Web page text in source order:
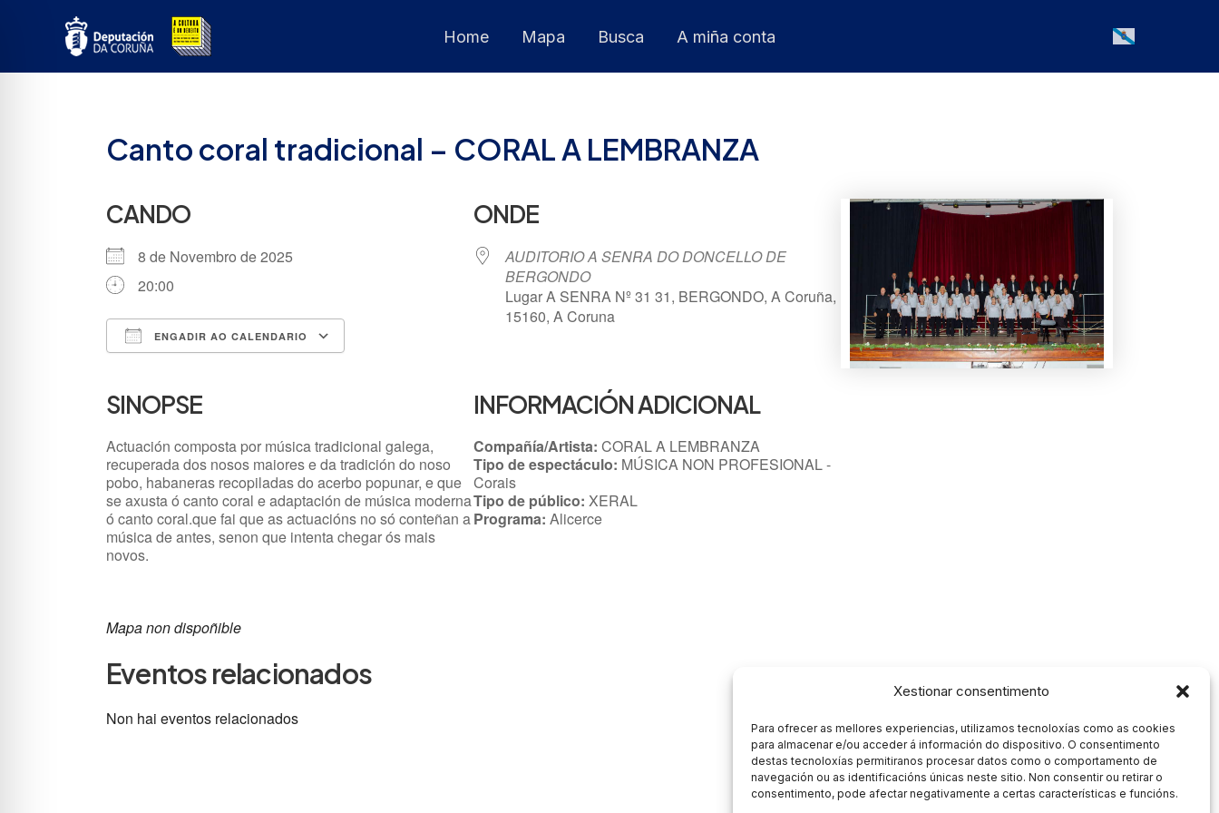
Xestionar consentimento
Para ofrecer as mellores experiencias, utilizamos tecnoloxías como as cookies
para almacenar e/ou acceder á información do dispositivo. O consentimento
destas tecnoloxías permitiranos procesar datos como o comportamento de
navegación ou as identificacións únicas neste sitio. Non consentir ou retirar o
consentimento, pode afectar negativamente a certas características e funcións.
Home Mapa Busca A miña conta
Galician
Canto coral tradicional – CORAL A LEMBRANZA
CANDO
8 de Novembro de 2025
20:00
ENGADIR AO CALENDARIO
Office 365 Outlook Live
ONDE
AUDITORIO A SENRA DO DONCELLO DE
BERGONDO
Lugar A SENRA Nº 31 31, BERGONDO, A Coruña,
15160, A Coruna
SINOPSE
Actuación composta por música tradicional galega,
recuperada dos nosos maiores e da tradición do noso
pobo, habaneras recopiladas do acerbo popunar, e que
se axusta ó canto coral e adaptación de música moderna
ó canto coral.que fai que as actuacións no só conteñan a
música de antes, senon que intenta chegar ós mais
novos.
INFORMACIÓN ADICIONAL
Compañía/Artista: CORAL A LEMBRANZA
Tipo de espectáculo: MÚSICA NON PROFESIONAL -
Corais
Tipo de público: XERAL
Programa: Alicerce
Mapa non dispoñible
Eventos relacionados
Non hai eventos relacionados